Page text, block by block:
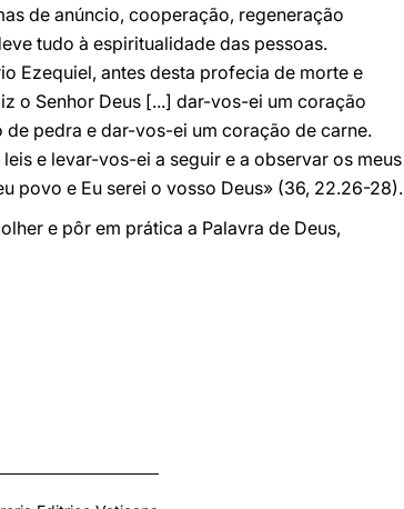
de anúncio, cooperação, regeneração
tudo à espiritualidade das pessoas.
Ezequiel, antes desta profecia de morte e
o Senhor Deus [...] dar-vos-ei um coração
pedra e dar-vos-ei um coração de carne.
e levar-vos-ei a seguir e a observar os meus
povo e Eu serei o vosso Deus» (36, 22.26-28).
e pôr em prática a Palavra de Deus,